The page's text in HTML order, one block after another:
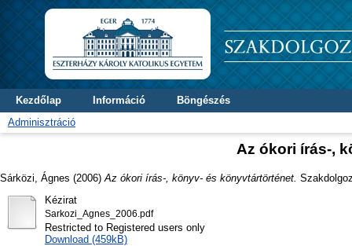
Kezdőlap Információ
Böngészés
Adminisztráció
Az ókori írás-,
Sárközi, Ágnes (2006) Az ókori írás-, könyv- és könyvtártörténet.
Kézirat
Sarkozi_Agnes_2006.pdf
Restricted to Registered users only
Download (459kB)